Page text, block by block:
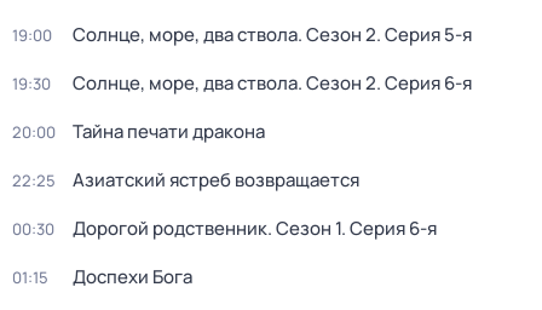
19:00 Солнце, море, два ствола. Сезон 2. Серия 5-я
19:30 Солнце, море, два ствола. Сезон 2. Серия 6-я
20:00 Тайна печати дракона
22:25 Азиатский ястреб возвращается
00:30 Дорогой родственник. Сезон 1. Серия 6-я
01:15 Доспехи Бога